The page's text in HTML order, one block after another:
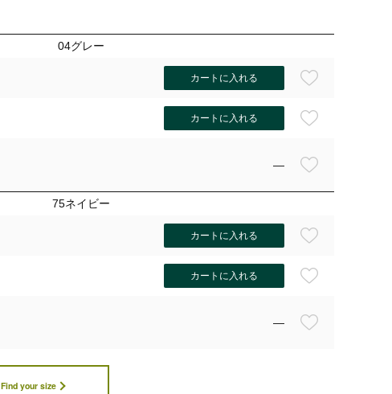
04グレー
カートに入れる
カートに入れる
—
75ネイビー
カートに入れる
カートに入れる
—
Find your size